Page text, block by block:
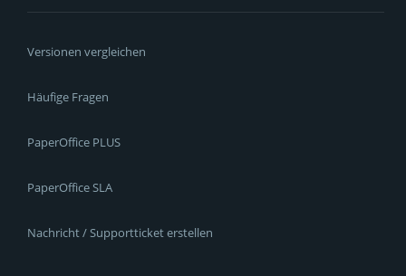
Versionen vergleichen
Häufige Fragen
PaperOffice PLUS
PaperOffice SLA
Nachricht / Supportticket erstellen